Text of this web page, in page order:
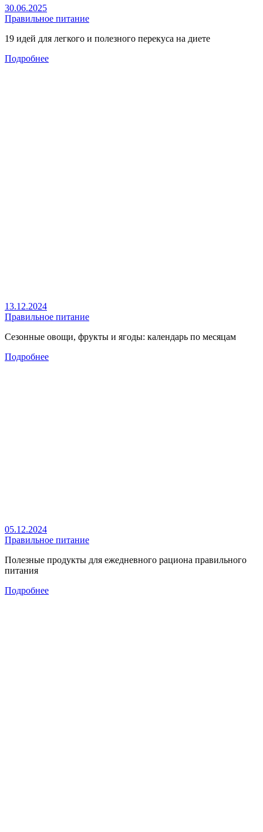
30.06.2025
Правильное питание
19 идей для легкого и полезного перекуса на диете
Подробнее
13.12.2024
Правильное питание
Сезонные овощи, фрукты и ягоды: календарь по месяцам
Подробнее
05.12.2024
Правильное питание
Полезные продукты для ежедневного рациона правильного
питания
Подробнее